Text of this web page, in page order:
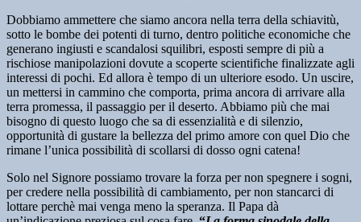
Dobbiamo ammettere che siamo ancora nella terra della schiavitù,
sotto le bombe dei potenti di turno, dentro politiche economiche che
generano ingiusti e scandalosi squilibri, esposti sempre di più a
rischiose manipolazioni dovute a scoperte scientifiche finalizzate agli
interessi di pochi. Ed allora è tempo di un ulteriore esodo. Un uscire,
un mettersi in cammino che comporta, prima ancora di arrivare alla
terra promessa, il passaggio per il deserto. Abbiamo più che mai
bisogno di questo luogo che sa di essenzialità e di silenzio,
opportunità di gustare la bellezza del primo amore con quel Dio che
rimane l’unica possibilità di scollarsi di dosso ogni catena!
Solo nel Signore possiamo trovare la forza per non spegnere i sogni,
per credere nella possibilità di cambiamento, per non stancarci di
lottare perchè mai venga meno la speranza. Il Papa dà